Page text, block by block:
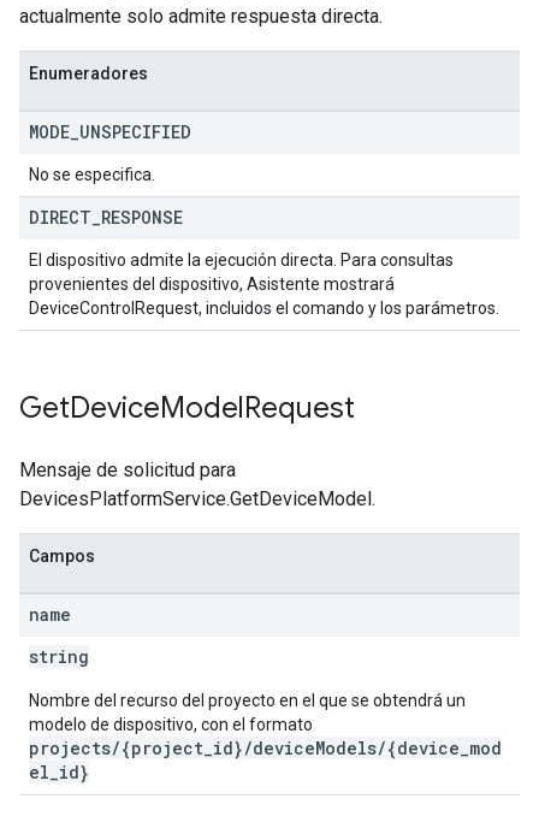
actualmente solo admite respuesta directa.
Enumeradores
MODE UNSPECIFIED
No se especifica.
DIRECT RESPONSE
El dispositivo admite la ejecución directa. Para consultas
provenientes del dispositivo, Asistente mostrará
DeviceControlRequest, incluidos el comando y los parámetros.
GetDeviceModelRequest
Mensaje de solicitud para
DevicesPlatformService.GetDeviceModel.
Campos
name
string
Nombre del recurso del proyecto en el que se obtendrá un
modelo de dispositivo, con el formato
projects/{project_id}/deviceModels/{device_mod
el_id}